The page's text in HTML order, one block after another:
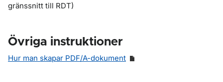
gränssnitt till RDT)
Övriga instruktioner
Hur man skapar PDF/A-dokument